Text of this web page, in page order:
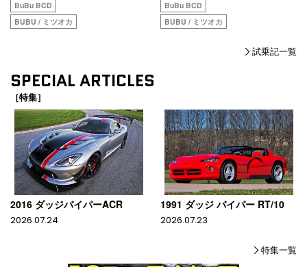
BuBu BCD
BUBU / ミツオカ
BuBu BCD
BUBU / ミツオカ
試乗記一覧
SPECIAL ARTICLES
［特集］
2016 ダッジバイパーACR
2026.07.24
1991 ダッジ バイパー RT/10
2026.07.23
特集一覧